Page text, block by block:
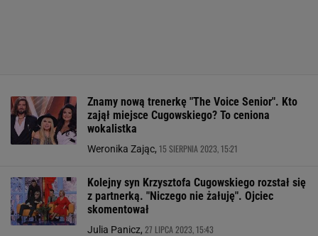
Znamy nową trenerkę "The Voice Senior". Kto
zajął miejsce Cugowskiego? To ceniona
wokalistka
Weronika Zając, 15 SIERPNIA 2023, 15:21
Kolejny syn Krzysztofa Cugowskiego rozstał się
z partnerką. "Niczego nie żałuję". Ojciec
skomentował
Julia Panicz, 27 LIPCA 2023, 15:43